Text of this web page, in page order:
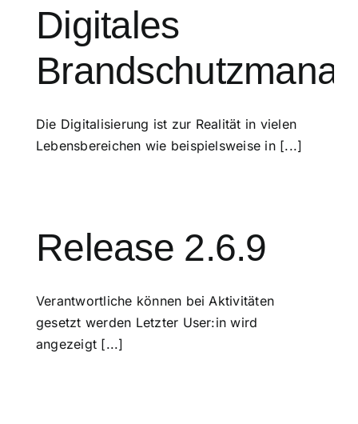
Digitales
Die Digitalisierung ist zur Realität in vielen
Lebensbereichen wie beispielsweise in [...]
Release 2.6.9
Verantwortliche können bei Aktivitäten
gesetzt werden Letzter User:in wird
angezeigt [...]